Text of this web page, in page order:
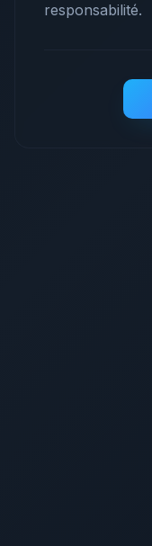
responsabilité.